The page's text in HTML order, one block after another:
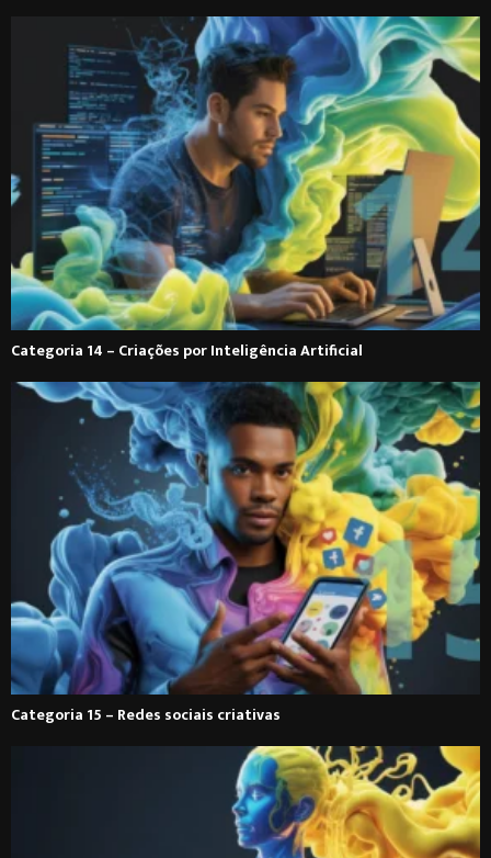
Categoria 14 – Criações por Inteligência Artificial
Categoria 15 – Redes sociais criativas